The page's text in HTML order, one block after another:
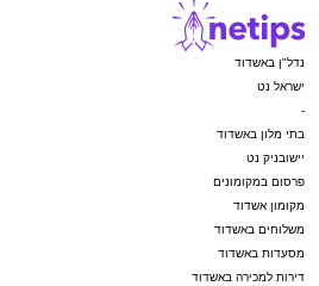
נדל"ן באשדוד
ישראל נט
-
בתי מלון באשדוד
יישובניק נט
פרסום במקומונים
מקומון אשדוד
משלוחים באשדוד
מסעדות באשדוד
דירות למכירה באשדוד